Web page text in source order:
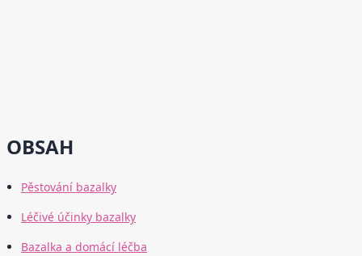
OBSAH
Pěstování bazalky
Léčivé účinky bazalky
Bazalka a domácí léčba